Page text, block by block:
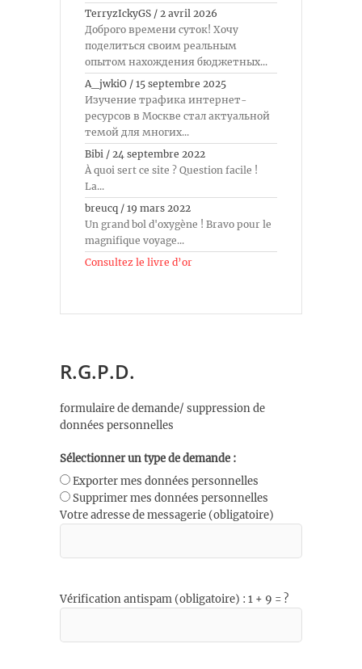
TerryzIckyGS / 2 avril 2026
Доброго времени суток! Хочу
поделиться своим реальным
опытом нахождения бюджетных...
A_jwkiO / 15 septembre 2025
Изучение трафика интернет-
ресурсов в Москве стал актуальной
темой для многих...
Bibi / 24 septembre 2022
À quoi sert ce site ? Question facile !
La...
breucq / 19 mars 2022
Un grand bol d'oxygène ! Bravo pour le
magnifique voyage...
Consultez le livre d’or
R.G.P.D.
formulaire de demande/ suppression de
données personnelles
Sélectionner un type de demande :
Exporter mes données personnelles
Supprimer mes données personnelles
Votre adresse de messagerie (obligatoire)
Vérification antispam (obligatoire) : 1 + 9 = ?